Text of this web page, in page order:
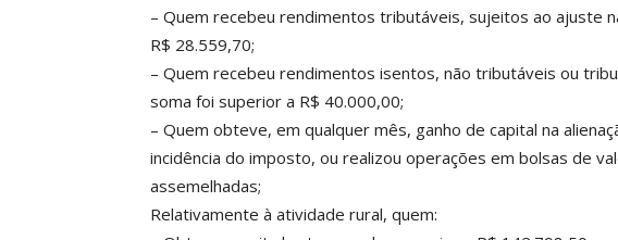
– Quem recebeu rendimentos tributáveis, sujeitos ao ajuste
R$ 28.559,70;
– Quem recebeu rendimentos isentos, não tributáveis ou
soma foi superior a R$ 40.000,00;
– Quem obteve, em qualquer mês, ganho de capital na
incidência do imposto, ou realizou operações em bolsas de
assemelhadas;
Relativamente à atividade rural, quem: